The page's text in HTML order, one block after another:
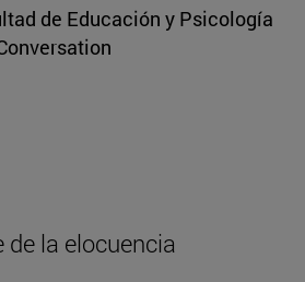
de Educación y Psicología
de la elocuencia